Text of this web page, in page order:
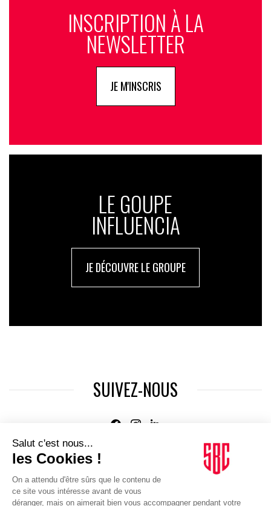
INSCRIPTION À LA
NEWSLETTER
JE M'INSCRIS
LE GOUPE
INFLUENCIA
JE DÉCOUVRE LE GROUPE
SUIVEZ-NOUS